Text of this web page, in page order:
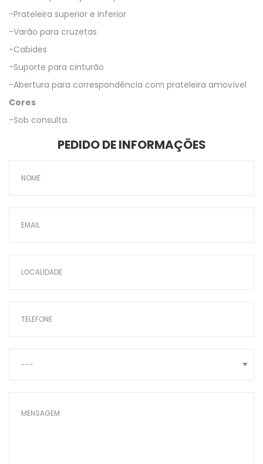
-Prateleira superior e inferior
-Varão para cruzetas
-Cabides
-Suporte para cinturão
-Abertura para correspondência com prateleira amovível
Cores
-Sob consulta.
PEDIDO DE INFORMAÇÕES